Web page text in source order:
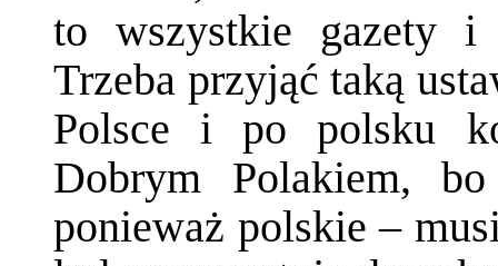
to wszystkie gazety i
Trzeba przyjąć taką
Polsce i po polsku
Dobrym Polakiem,
ponieważ polskie –